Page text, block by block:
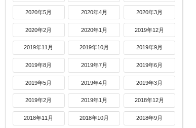
2020年5月 2020年4月 2020年3月
2020年2月 2020年1月 2019年12月
2019年11月 2019年10月 2019年9月
2019年8月 2019年7月 2019年6月
2019年5月 2019年4月 2019年3月
2019年2月 2019年1月 2018年12月
2018年11月 2018年10月 2018年9月